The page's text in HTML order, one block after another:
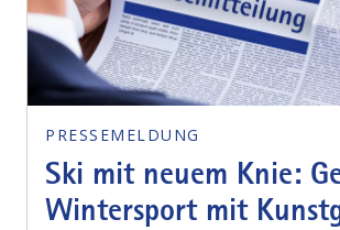
PRESSEMELDUNG
Ski mit neuem Knie:
Wintersport mit